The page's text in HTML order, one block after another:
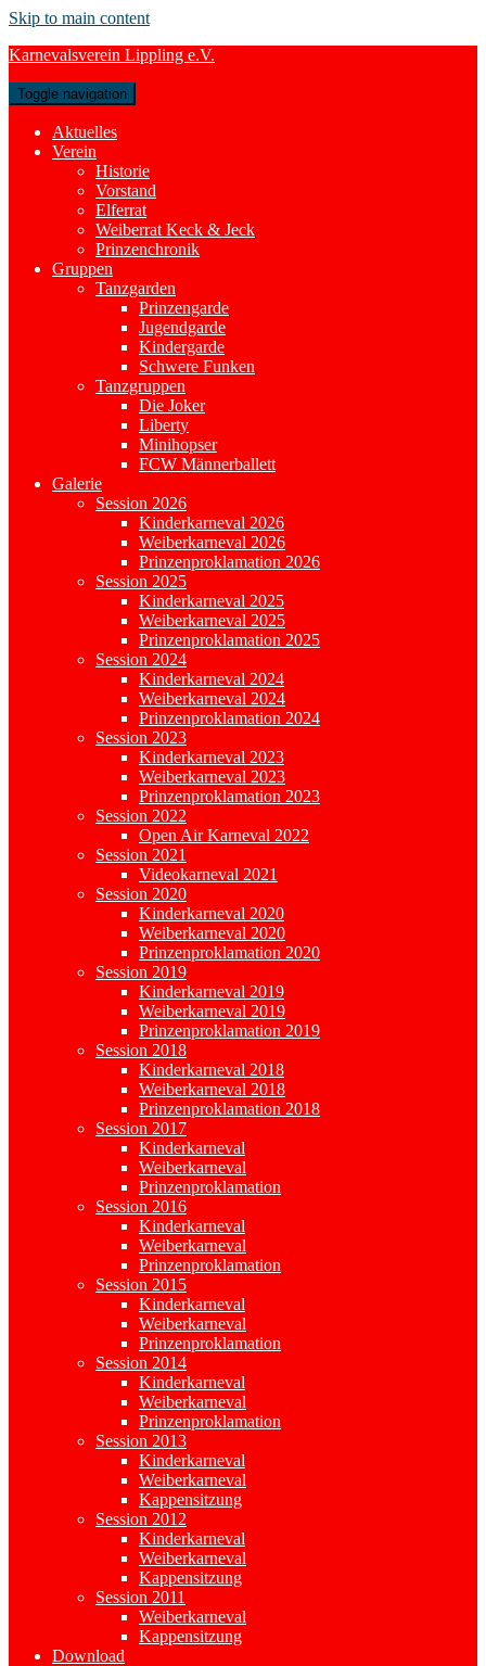
Skip to main content
Karnevalsverein Lippling e.V.
Toggle navigation
Aktuelles
Verein
Historie
Vorstand
Elferrat
Weiberrat Keck & Jeck
Prinzenchronik
Gruppen
Tanzgarden
Prinzengarde
Jugendgarde
Kindergarde
Schwere Funken
Tanzgruppen
Die Joker
Liberty
Minihopser
FCW Männerballett
Galerie
Session 2026
Kinderkarneval 2026
Weiberkarneval 2026
Prinzenproklamation 2026
Session 2025
Kinderkarneval 2025
Weiberkarneval 2025
Prinzenproklamation 2025
Session 2024
Kinderkarneval 2024
Weiberkarneval 2024
Prinzenproklamation 2024
Session 2023
Kinderkarneval 2023
Weiberkarneval 2023
Prinzenproklamation 2023
Session 2022
Open Air Karneval 2022
Session 2021
Videokarneval 2021
Session 2020
Kinderkarneval 2020
Weiberkarneval 2020
Prinzenproklamation 2020
Session 2019
Kinderkarneval 2019
Weiberkarneval 2019
Prinzenproklamation 2019
Session 2018
Kinderkarneval 2018
Weiberkarneval 2018
Prinzenproklamation 2018
Session 2017
Kinderkarneval
Weiberkarneval
Prinzenproklamation
Session 2016
Kinderkarneval
Weiberkarneval
Prinzenproklamation
Session 2015
Kinderkarneval
Weiberkarneval
Prinzenproklamation
Session 2014
Kinderkarneval
Weiberkarneval
Prinzenproklamation
Session 2013
Kinderkarneval
Weiberkarneval
Kappensitzung
Session 2012
Kinderkarneval
Weiberkarneval
Kappensitzung
Session 2011
Weiberkarneval
Kappensitzung
Download